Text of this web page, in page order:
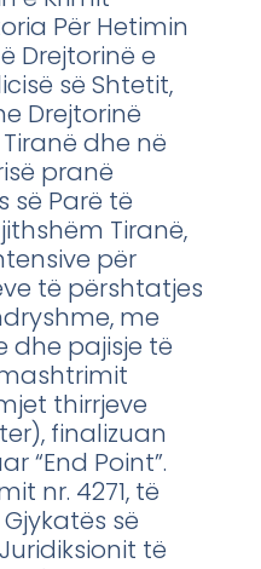
Për Hetimin
Drejtorinë e
së Shtetit,
Drejtorinë
dhe në
pranë
së Parë të
Tiranë,
për
të përshtatjes
me
dhe pajisje të
thirrjeve
finalizuan
“End Point”.
nr. 4271, të
së
të